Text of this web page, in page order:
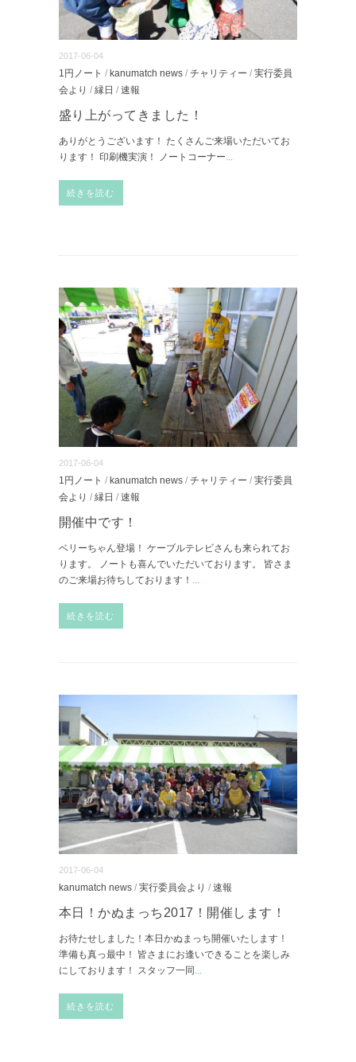
2017-06-04
1円ノート / kanumatch news / チャリティー / 実行委員
会より / 縁日 / 速報
盛り上がってきました！
ありがとうございます！ たくさんご来場いただいてお
ります！ 印刷機実演！ ノートコーナー...
続きを読む
2017-06-04
1円ノート / kanumatch news / チャリティー / 実行委員
会より / 縁日 / 速報
開催中です！
ベリーちゃん登場！ ケーブルテレビさんも来られてお
ります。 ノートも喜んでいただいております。 皆さま
のご来場お待ちしております！ ...
続きを読む
2017-06-04
kanumatch news / 実行委員会より / 速報
本日！かぬまっち2017！開催します！
お待たせしました！本日かぬまっち開催いたします！
準備も真っ最中！ 皆さまにお逢いできることを楽しみ
にしております！ スタッフ一同 ...
続きを読む